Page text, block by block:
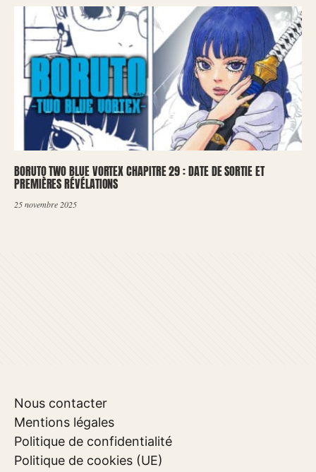
BORUTO TWO BLUE VORTEX CHAPITRE 29 : DATE DE SORTIE ET
PREMIÈRES RÉVÉLATIONS
25 novembre 2025
Nous contacter
Mentions légales
Politique de confidentialité
Politique de cookies (UE)